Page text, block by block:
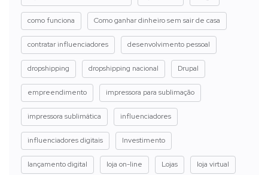
como funciona Como ganhar dinheiro sem sair de casa
contratar influenciadores desenvolvimento pessoal
dropshipping dropshipping nacional Drupal
empreendimento impressora para sublimação
impressora sublimática influenciadores
influenciadores digitais Investimento
lançamento digital loja on-line Lojas loja virtual